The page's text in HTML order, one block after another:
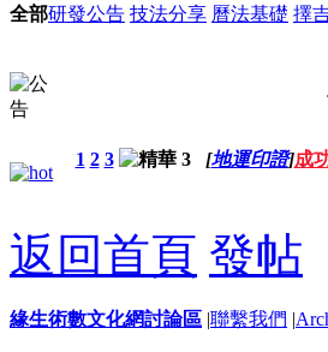
全部研發公告 技法分享 曆法基礎 擇
1 2 3 [地運印證]成
返回首頁 發帖
緣生術數文化網討論區 |聯繫我們 |